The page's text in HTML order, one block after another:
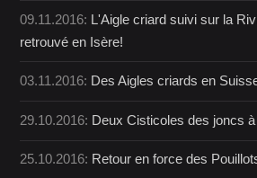
09.11.2016: L'Aigle criard suivi sur la
retrouvé en Isère!
03.11.2016: Des Aigles criards en
29.10.2016: Deux Cisticoles des joncs
25.10.2016: Retour en force des